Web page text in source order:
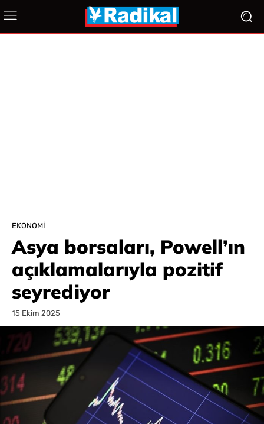
EKONOMI
Asya borsaları, Powell’ın
açıklamalarıyla pozitif
seyrediyor
15 Ekim 2025